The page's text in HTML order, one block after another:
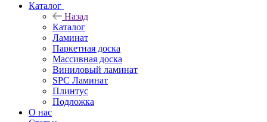
Каталог
Назад
Каталог
Ламинат
Паркетная доска
Массивная доска
Виниловый ламинат
SPC Ламинат
Плинтус
Подложка
О нас